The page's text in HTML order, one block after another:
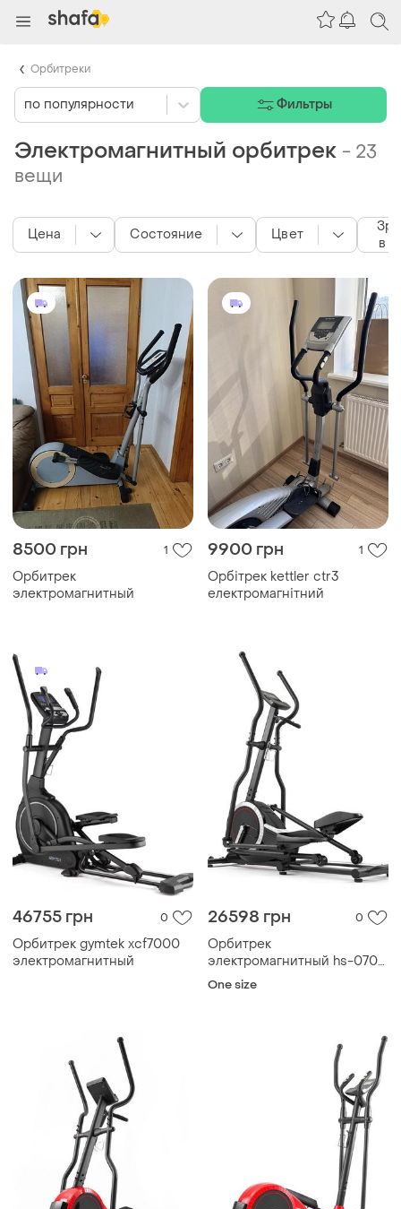
Электромагнитный орбитрек - 23
вещи
8500 грн 1
Орбитрек
электромагнитный
9900 грн 1
Орбітрек kettler ctr3
електромагнітний
46755 грн 0
Орбитрек gymtek xcf7000
электромагнитный
26598 грн 0
Орбитрек
электромагнитный hs-070c
buzz серебристый
One size
Цена Состояние Цвет
в
по популярности Фильтры
Орбитреки